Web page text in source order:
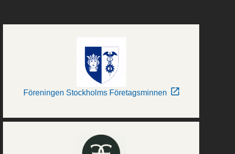
Föreningen Stockholms Företagsminnen